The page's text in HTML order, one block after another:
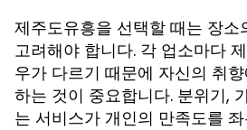
제주도유흥을 선택할 때는 장소
고려해야 합니다. 각 업소마다
우가 다르기 때문에 자신의 취
하는 것이 중요합니다. 분위기,
는 서비스가 개인의 만족도를